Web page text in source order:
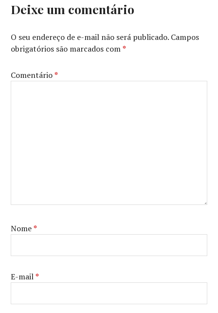
Deixe um comentário
O seu endereço de e-mail não será publicado. Campos
obrigatórios são marcados com*
Comentário*
Nome*
E-mail*